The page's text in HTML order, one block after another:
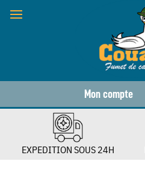
Mon compte
EXPEDITION SOUS 24H